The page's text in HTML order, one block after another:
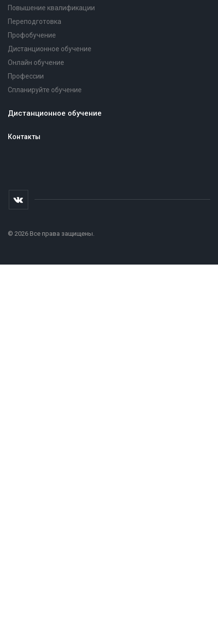
Повышение квалификации
Переподготовка
Профобучение
Дистанционное обучение
Онлайн обучение
Профессии
Спланируйте обучение
Дистанционное обучение
Контакты
© 2026 Все права защищены.